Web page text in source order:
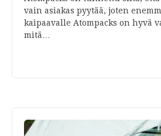
vain asiakas pyytää, joten
kaipaavalle Atompacks on hyvä
mitä…